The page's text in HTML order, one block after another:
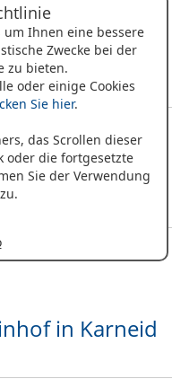
um Ihnen eine bessere
Zwecke bei der
zu bieten.
oder einige Cookies
Sie hier.
das Scrollen dieser
oder die fortgesetzte
Sie der Verwendung
(BZ)
in Karneid